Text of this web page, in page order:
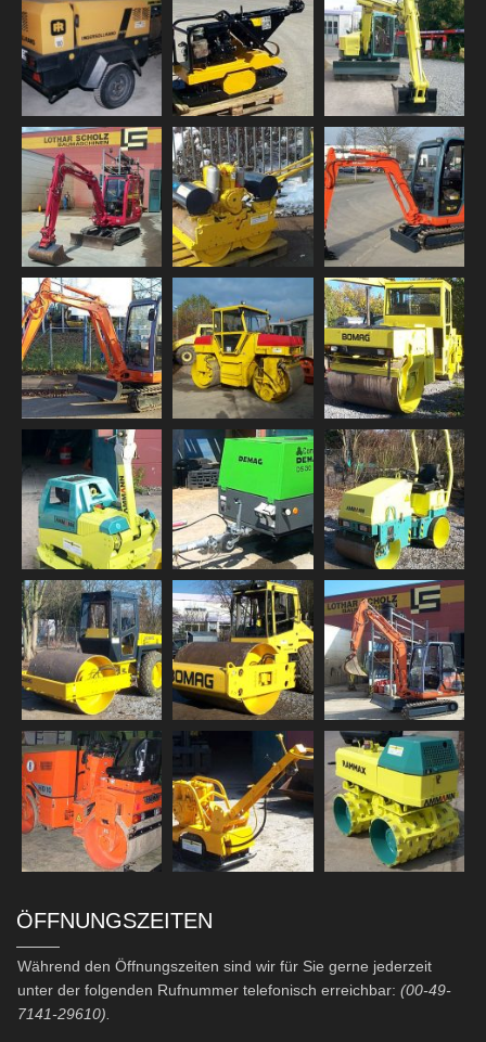
ÖFFNUNGSZEITEN
Während den Öffnungszeiten sind wir für Sie gerne jederzeit
unter der folgenden Rufnummer telefonisch erreichbar: (00-49-
7141-29610).